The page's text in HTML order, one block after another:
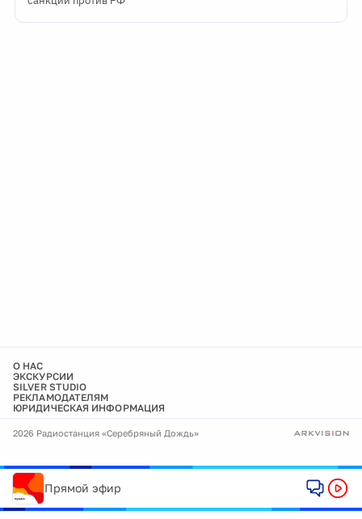
О НАС
ЭКСКУРСИИ
SILVER STUDIO
РЕКЛАМОДАТЕЛЯМ
ЮРИДИЧЕСКАЯ ИНФОРМАЦИЯ
2026 Радиостанция «Серебряный Дождь»
Прямой эфир